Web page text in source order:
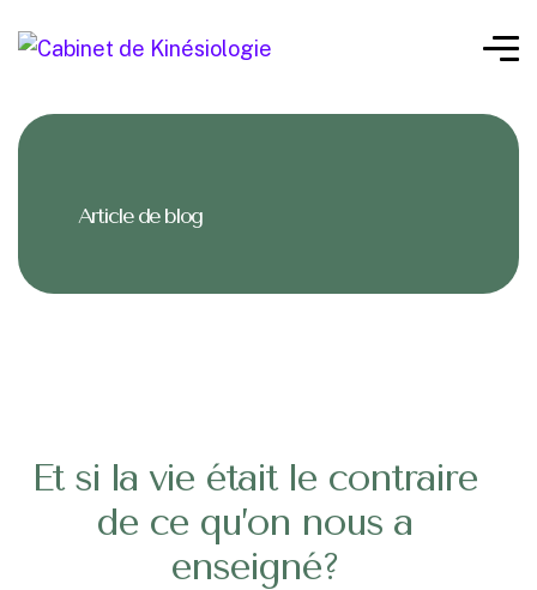
Article de blog
Et si la vie était le contraire
de ce qu’on nous a
enseigné?